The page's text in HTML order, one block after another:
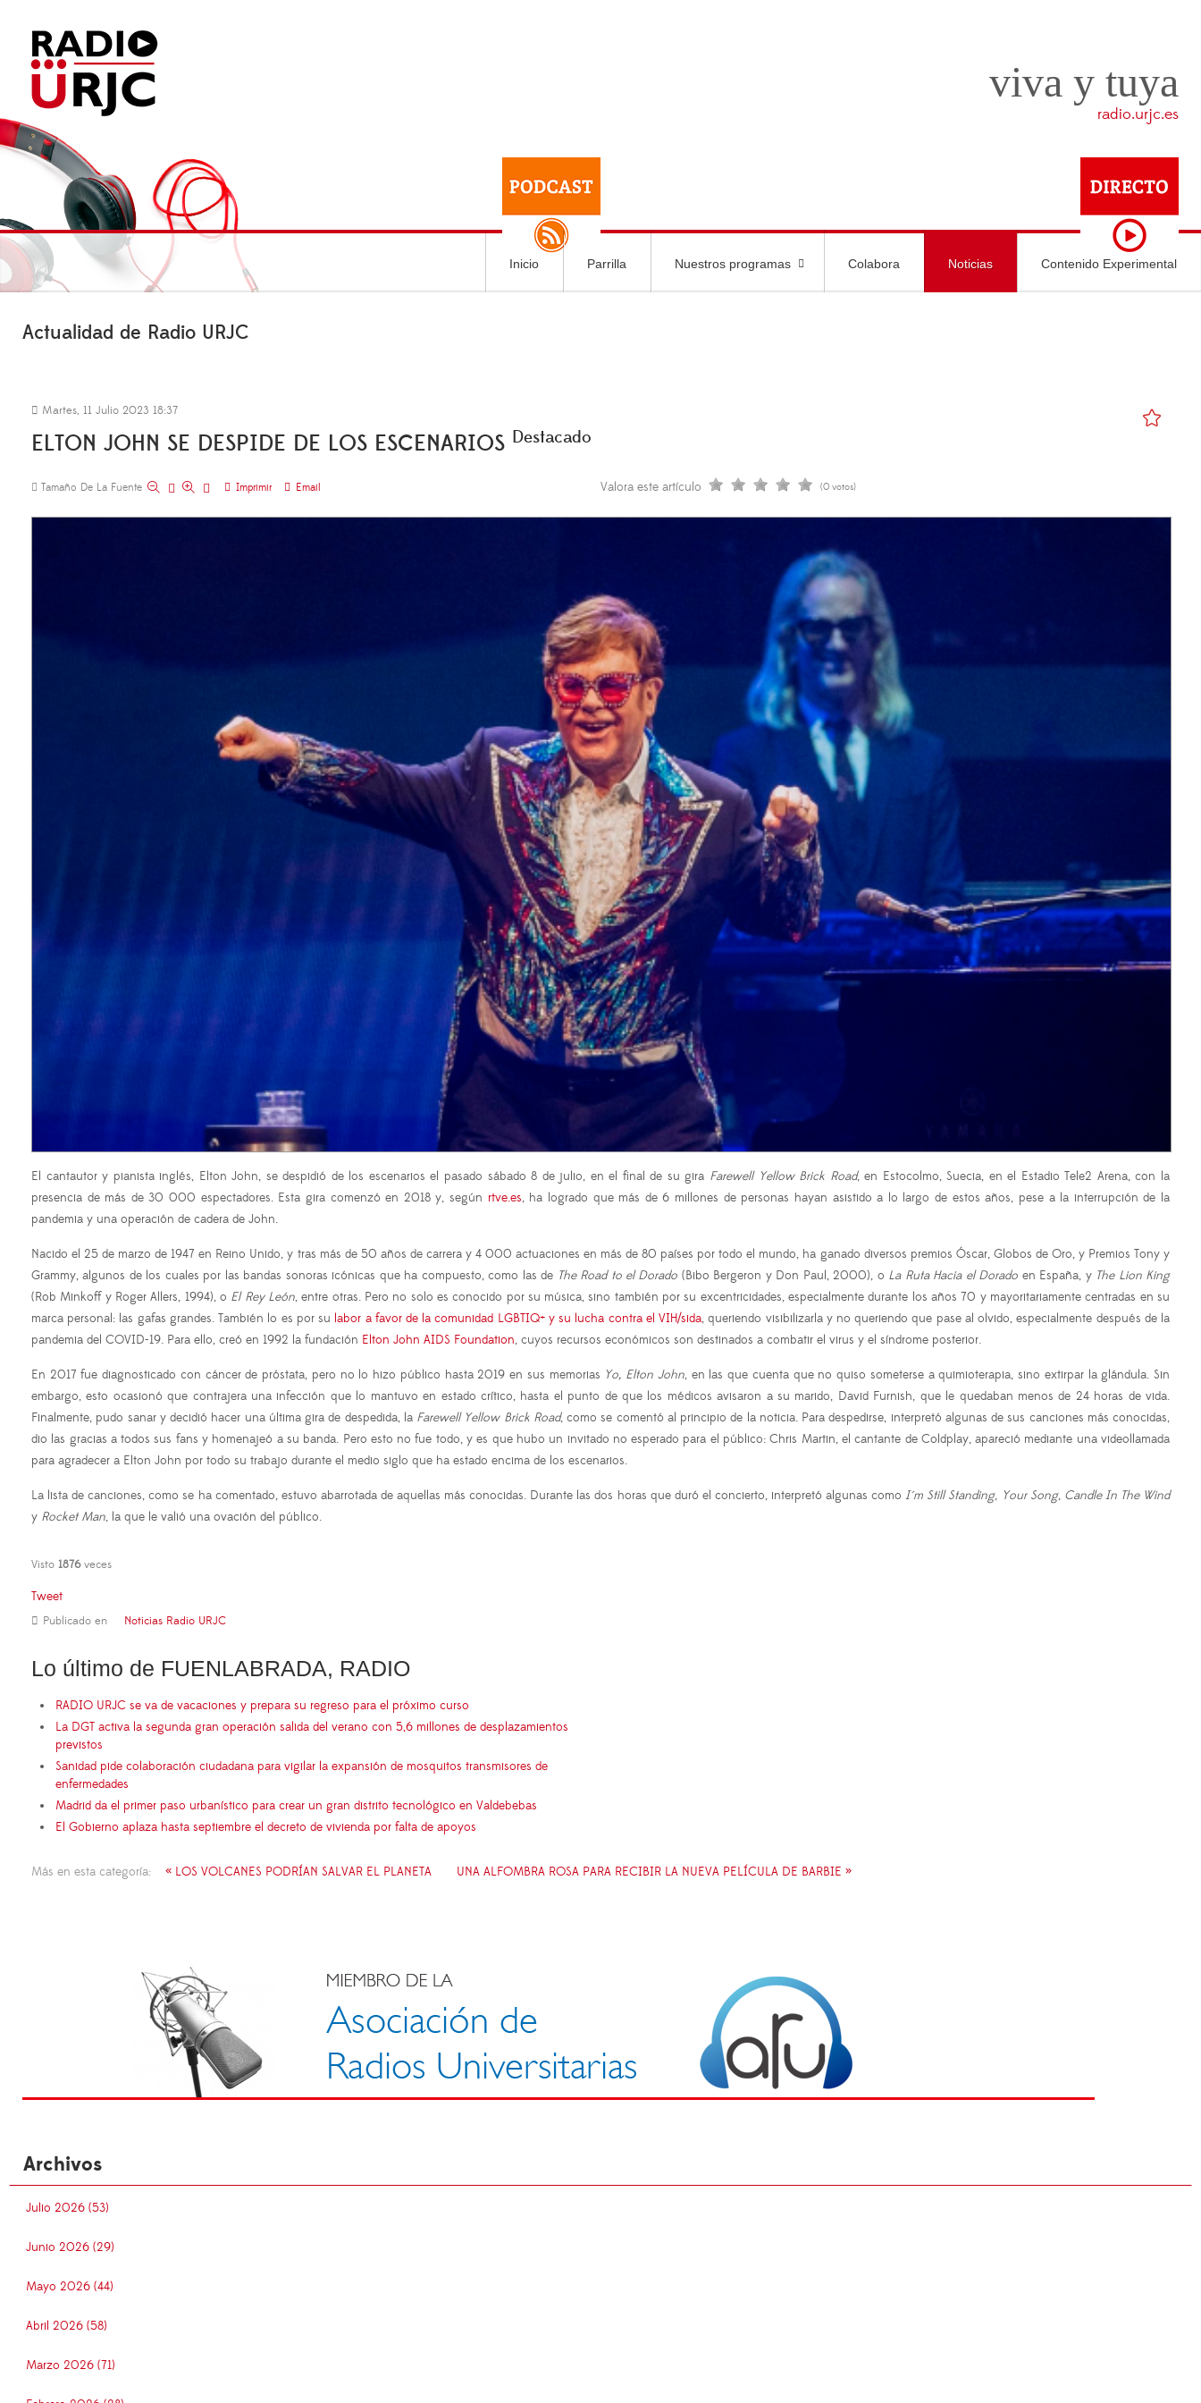
viva y tuya
radio.urjc.es
Inicio Parrilla Nuestros programas Colabora Noticias Contenido Experimental
Actualidad de Radio URJC
Martes, 11 Julio 2023 18:37
ELTON JOHN SE DESPIDE DE LOS ESCENARIOS Destacado
Tamaño De La Fuente Imprimir Email Valora este artículo (0 votos)
El cantautor y pianista inglés, Elton John, se despidió de los escenarios el pasado sábado 8 de julio, en el final de su gira Farewell Yellow Brick Road, en Estocolmo, Suecia, en el Estadio Tele2 Arena, con la
presencia de más de 30 000 espectadores. Esta gira comenzó en 2018 y, según rtve.es, ha logrado que más de 6 millones de personas hayan asistido a lo largo de estos años, pese a la interrupción de la
pandemia y una operación de cadera de John.
Nacido el 25 de marzo de 1947 en Reino Unido, y tras más de 50 años de carrera y 4 000 actuaciones en más de 80 países por todo el mundo, ha ganado diversos premios Óscar, Globos de Oro, y Premios Tony y
Grammy, algunos de los cuales por las bandas sonoras icónicas que ha compuesto, como las de The Road to el Dorado (Bibo Bergeron y Don Paul, 2000), o La Ruta Hacia el Dorado en España, y The Lion King
(Rob Minkoff y Roger Allers, 1994), o El Rey León, entre otras. Pero no solo es conocido por su música, sino también por su excentricidades, especialmente durante los años 70 y mayoritariamente centradas en su
marca personal: las gafas grandes. También lo es por su labor a favor de la comunidad LGBTIQ+ y su lucha contra el VIH/sida, queriendo visibilizarla y no queriendo que pase al olvido, especialmente después de la
pandemia del COVID-19. Para ello, creó en 1992 la fundación Elton John AIDS Foundation, cuyos recursos económicos son destinados a combatir el virus y el síndrome posterior.
En 2017 fue diagnosticado con cáncer de próstata, pero no lo hizo público hasta 2019 en sus memorias Yo, Elton John, en las que cuenta que no quiso someterse a quimioterapia, sino extirpar la glándula. Sin
embargo, esto ocasionó que contrajera una infección que lo mantuvo en estado crítico, hasta el punto de que los médicos avisaron a su marido, David Furnish, que le quedaban menos de 24 horas de vida.
Finalmente, pudo sanar y decidió hacer una última gira de despedida, la Farewell Yellow Brick Road, como se comentó al principio de la noticia. Para despedirse, interpretó algunas de sus canciones más conocidas,
dio las gracias a todos sus fans y homenajeó a su banda. Pero esto no fue todo, y es que hubo un invitado no esperado para el público: Chris Martin, el cantante de Coldplay, apareció mediante una videollamada
para agradecer a Elton John por todo su trabajo durante el medio siglo que ha estado encima de los escenarios.
La lista de canciones, como se ha comentado, estuvo abarrotada de aquellas más conocidas. Durante las dos horas que duró el concierto, interpretó algunas comoI´m Still Standing, Your Song, Candle In The Wind
y Rocket Man, la que le valió una ovación del público.
Visto 1876veces
Tweet
Publicado en Noticias Radio URJC
Lo último de FUENLABRADA, RADIO
RADIO URJC se va de vacaciones y prepara su regreso para el próximo curso
La DGT activa la segunda gran operación salida del verano con 5,6 millones de desplazamientos
previstos
Sanidad pide colaboración ciudadana para vigilar la expansión de mosquitos transmisores de
enfermedades
Madrid da el primer paso urbanístico para crear un gran distrito tecnológico en Valdebebas
El Gobierno aplaza hasta septiembre el decreto de vivienda por falta de apoyos
Más en esta categoría: « LOS VOLCANES PODRÍAN SALVAR EL PLANETA UNA ALFOMBRA ROSA PARA RECIBIR LA NUEVA PELÍCULA DE BARBIE »
Archivos
Julio 2026 (53)
Junio 2026 (29)
Mayo 2026 (44)
Abril 2026 (58)
Marzo 2026 (71)